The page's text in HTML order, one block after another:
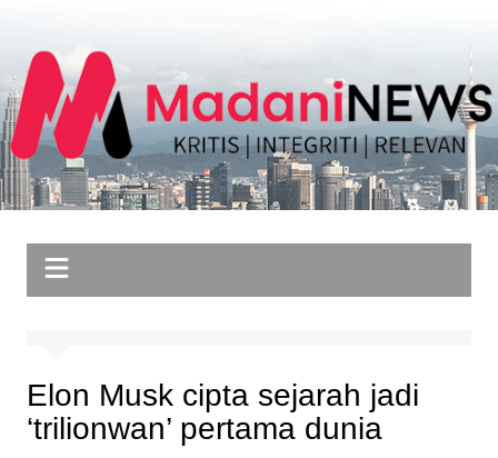
content
Elon Musk cipta sejarah jadi
‘trilionwan’ pertama dunia